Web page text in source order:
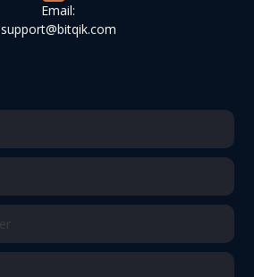
Email:
support@bitqik.com